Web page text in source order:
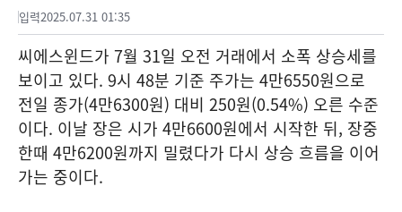
입력2025.07.31 01:35
씨에스윈드가 7월 31일 오전 거래에서 소폭 상승세를
보이고 있다. 9시 48분 기준 주가는 4만6550원으로
전일 종가(4만6300원) 대비 250원(0.54%) 오른 수준
이다. 이날 장은 시가 4만6600원에서 시작한 뒤, 장중
한때 4만6200원까지 밀렸다가 다시 상승 흐름을 이어
가는 중이다.